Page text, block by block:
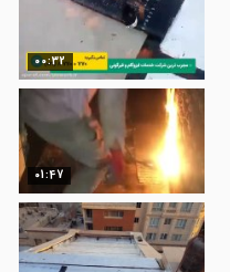
00:32
01:47